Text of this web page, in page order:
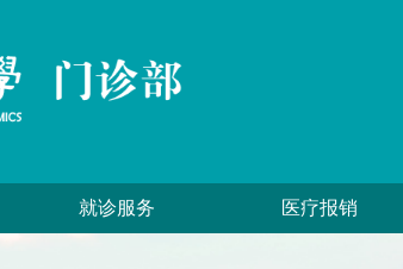
就诊服务 医疗报销